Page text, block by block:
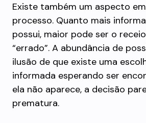
Existe também um aspecto
processo. Quanto mais
possui, maior pode ser o
“errado”. A abundância de
ilusão de que existe uma
informada esperando ser
ela não aparece, a decisão
prematura.